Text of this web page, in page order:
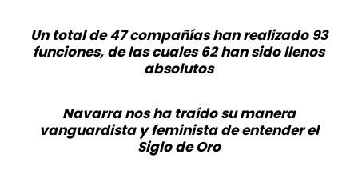
Un total de 47 compañías han realizado 93
funciones, de las cuales 62 han sido llenos
absolutos
Navarra nos ha traído su manera
vanguardista y feminista de entender el
Siglo de Oro